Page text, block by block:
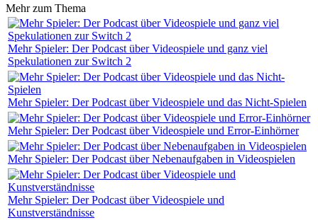
Mehr zum Thema
Mehr Spieler: Der Podcast über Videospiele und ganz viel
Spekulationen zur Switch 2
Mehr Spieler: Der Podcast über Videospiele und das Nicht-Spielen
Mehr Spieler: Der Podcast über Videospiele und Error-Einhörner
Mehr Spieler: Der Podcast über Nebenaufgaben in Videospielen
Mehr Spieler: Der Podcast über Videospiele und
Kunstverständnisse